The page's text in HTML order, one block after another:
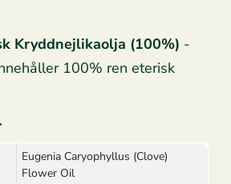
Kryddnejlikaolja (100%) -
100% ren eterisk
Eugenia Caryophyllus (Clove)
Flower Oil